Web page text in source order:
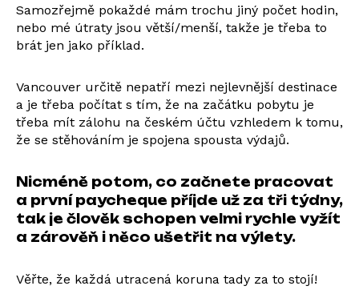
Samozřejmě pokaždé mám trochu jiný počet hodin,
nebo mé útraty jsou větší/menší, takže je třeba to
brát jen jako příklad.
Vancouver určitě nepatří mezi nejlevnější destinace
a je třeba počítat s tím, že na začátku pobytu je
třeba mít zálohu na českém účtu vzhledem k tomu,
že se stěhováním je spojena spousta výdajů.
Nicméně potom, co začnete pracovat
a první paycheque příjde už za tři týdny,
tak je člověk schopen velmi rychle vyžít
a zárověň i něco ušetřit na výlety.
Věřte, že každá utracená koruna tady za to stojí!